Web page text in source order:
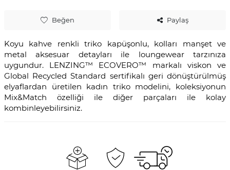
Beğen Paylaş
Koyu kahve renkli triko kapüşonlu, kolları manşet ve
metal aksesuar detayları ile loungewear tarzınıza
uygundur. LENZING™️ ECOVERO™️ markalı viskon ve
Global Recycled Standard sertifikalı geri dönüştürülmüş
elyaflardan üretilen kadın triko modelini, koleksiyonun
Mix&Match özelliği ile diğer parçaları ile kolay
kombinleyebilirsiniz.